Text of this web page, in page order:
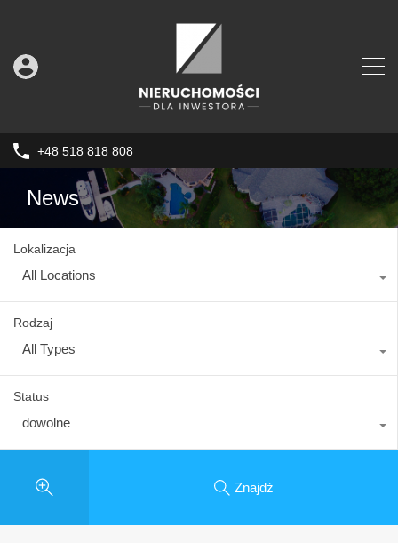
+48 518 818 808
News
Lokalizacja
All Locations
Rodzaj
All Types
Status
dowolne
Znajdź